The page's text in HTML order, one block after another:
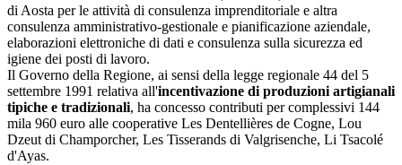
di Aosta per le attività di consulenza imprenditoriale e altra
consulenza amministrativo-gestionale e pianificazione aziendale,
elaborazioni elettroniche di dati e consulenza sulla sicurezza ed
igiene dei posti di lavoro.
Il Governo della Regione, ai sensi della legge regionale 44 del 5
settembre 1991 relativa all'incentivazione di produzioni artigianali
tipiche e tradizionali, ha concesso contributi per complessivi 144
mila 960 euro alle cooperative Les Dentellières de Cogne, Lou
Dzeut di Champorcher, Les Tisserands di Valgrisenche, Li Tsacolé
d'Ayas.